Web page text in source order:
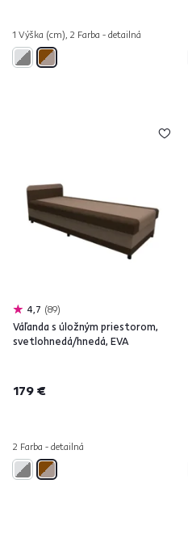
1 Výška (cm), 2 Farba - detailná
4,7 89
Váľanda s úložným priestorom,
svetlohnedá/hnedá, EVA
179 €
2 Farba - detailná